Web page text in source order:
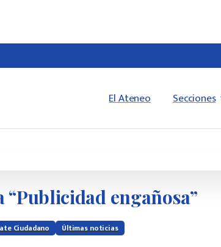
El Ateneo Secciones
“Publicidad engañosa”
Ciudadano Últimas noticias